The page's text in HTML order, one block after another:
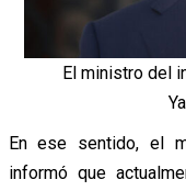
El ministro del
En ese sentido, el
informó que